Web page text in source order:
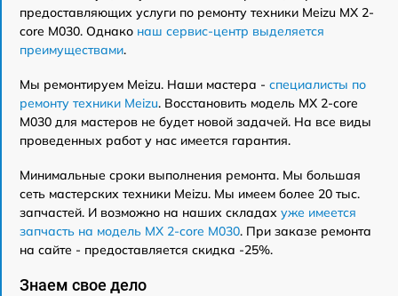
предоставляющих услуги по ремонту техники Meizu MX 2-
core M030. Однако наш сервис-центр выделяется
преимуществами.
Мы ремонтируем Meizu. Наши мастера - специалисты по
ремонту техники Meizu. Восстановить модель MX 2-core
M030 для мастеров не будет новой задачей. На все виды
проведенных работ у нас имеется гарантия.
Минимальные сроки выполнения ремонта. Мы большая
сеть мастерских техники Meizu. Мы имеем более 20 тыс.
запчастей. И возможно на наших складах уже имеется
запчасть на модель MX 2-core M030. При заказе ремонта
на сайте - предоставляется скидка -25%.
Знаем свое дело